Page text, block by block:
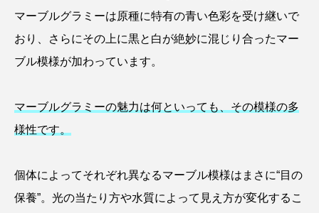
オショロコマ オスカー オタリア
オーストラリア カイエビ カイギュウ
カエルアンコウ カガミガイ カキ
マーブルグラミーは原種に特有の青い色彩を受け継いで
おり、さらにその上に黒と白が絶妙に混じり合ったマー
ブル模様が加わっています。
マーブルグラミーの魅力は何といっても、その模様の多
様性です。
個体によってそれぞれ異なるマーブル模様はまさに“目の
保養”。光の当たり方や水質によって見え方が変化するこ